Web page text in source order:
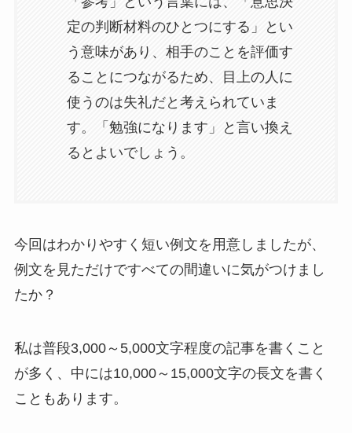
定の判断材料のひとつにする」とい
う意味があり、相手のことを評価す
ることにつながるため、目上の人に
使うのは失礼だと考えられていま
す。「勉強になります」と言い換え
るとよいでしょう。
今回はわかりやすく短い例文を用意しましたが、
例文を見ただけですべての間違いに気がつけまし
たか？
私は普段3,000～5,000文字程度の記事を書くこと
が多く、中には10,000～15,000文字の長文を書く
こともあります。